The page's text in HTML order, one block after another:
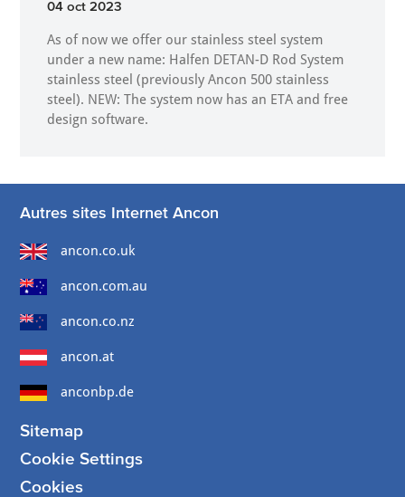
04 oct 2023
As of now we offer our stainless steel system
under a new name: Halfen DETAN-D Rod System
stainless steel (previously Ancon 500 stainless
steel). NEW: The system now has an ETA and free
design software.
Autres sites Internet Ancon
ancon.co.uk
ancon.com.au
ancon.co.nz
ancon.at
anconbp.de
Sitemap
Cookie Settings
Cookies